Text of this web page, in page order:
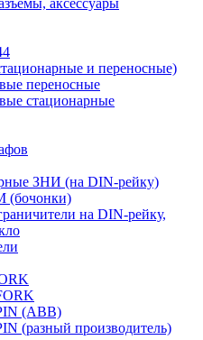
аксессуары
и переносные)
переносные
стационарные
ЗНИ (на DIN-рейку)
(бочонки)
на DIN-рейку,
(АВВ)
(разный производитель)